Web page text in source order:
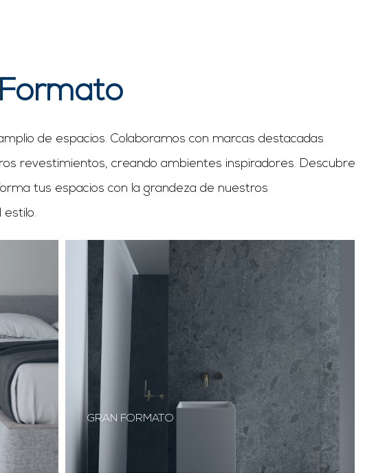
Formato
de espacios. Colaboramos con marcas destacadas
revestimientos, creando ambientes inspiradores. Descubre
tus espacios con la grandeza de nuestros
estilo.
GRAN FORMATO